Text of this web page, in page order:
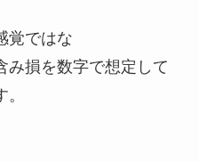
覚ではな
み損を数字で想定して